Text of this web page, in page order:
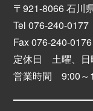
〒921-8066 石川
Tel 076-240-0177
Fax 076-240-0176
定休日 土曜、日
営業時間 9:00～